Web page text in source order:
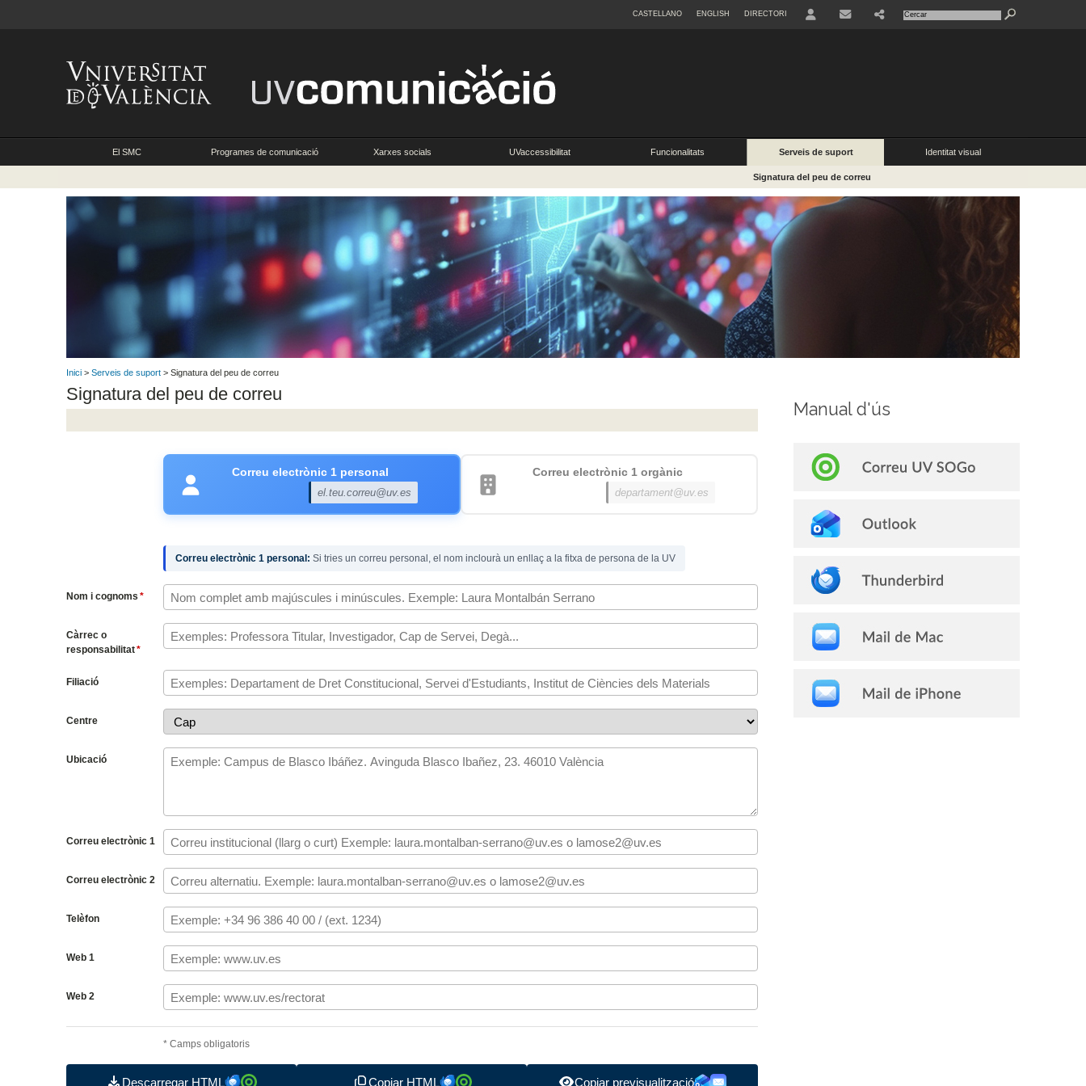
CASTELLANO ENGLISH DIRECTORI
El SMC Programes de comunicació Xarxes socials UVaccessibilitat Funcionalitats Serveis de suport Identitat visual
Signatura del peu de correu
Inici > Serveis de suport > Signatura del peu de correu
Signatura del peu de correu
Correu electrònic 1 personal
el.teu.correu@uv.es
Correu electrònic 1 orgànic
departament@uv.es
Correu electrònic 1 personal: Si tries un correu personal, el nom inclourà un enllaç a la fitxa de persona de la UV
Nom i cognoms *
Càrrec o
responsabilitat*
Filiació
Centre
Ubicació
Correu electrònic 1
Correu electrònic 2
Telèfon
Web 1
Web 2
*Camps obligatoris
Descarregar HTML Copiar HTML Copiar previsualització
Manual d'ús